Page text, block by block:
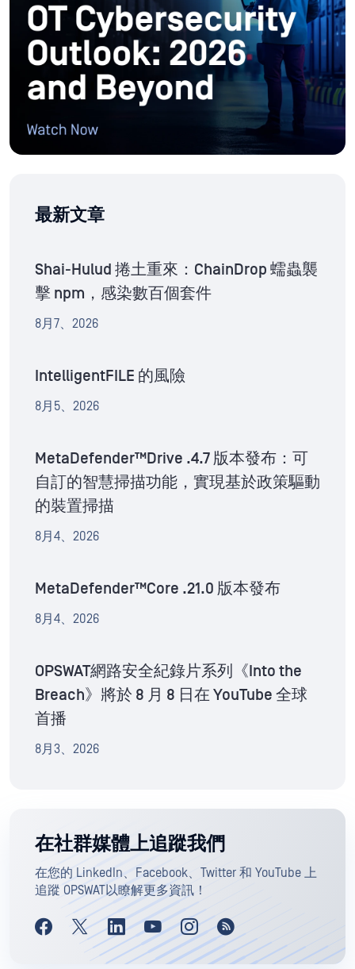
最新文章
Shai-Hulud 捲土重來：ChainDrop 蠕蟲襲
擊 npm，感染數百個套件
8月7、2026
IntelligentFILE 的風險
8月5、2026
MetaDefender™Drive .4.7 版本發布：可
自訂的智慧掃描功能，實現基於政策驅動
的裝置掃描
8月4、2026
MetaDefender™Core .21.0 版本發布
8月4、2026
OPSWAT網路安全紀錄片系列《Into the
Breach》將於 8 月 8 日在 YouTube 全球
首播
8月3、2026
在社群媒體上追蹤我們
在您的 LinkedIn、Facebook、Twitter 和 YouTube 上
追蹤 OPSWAT以瞭解更多資訊！